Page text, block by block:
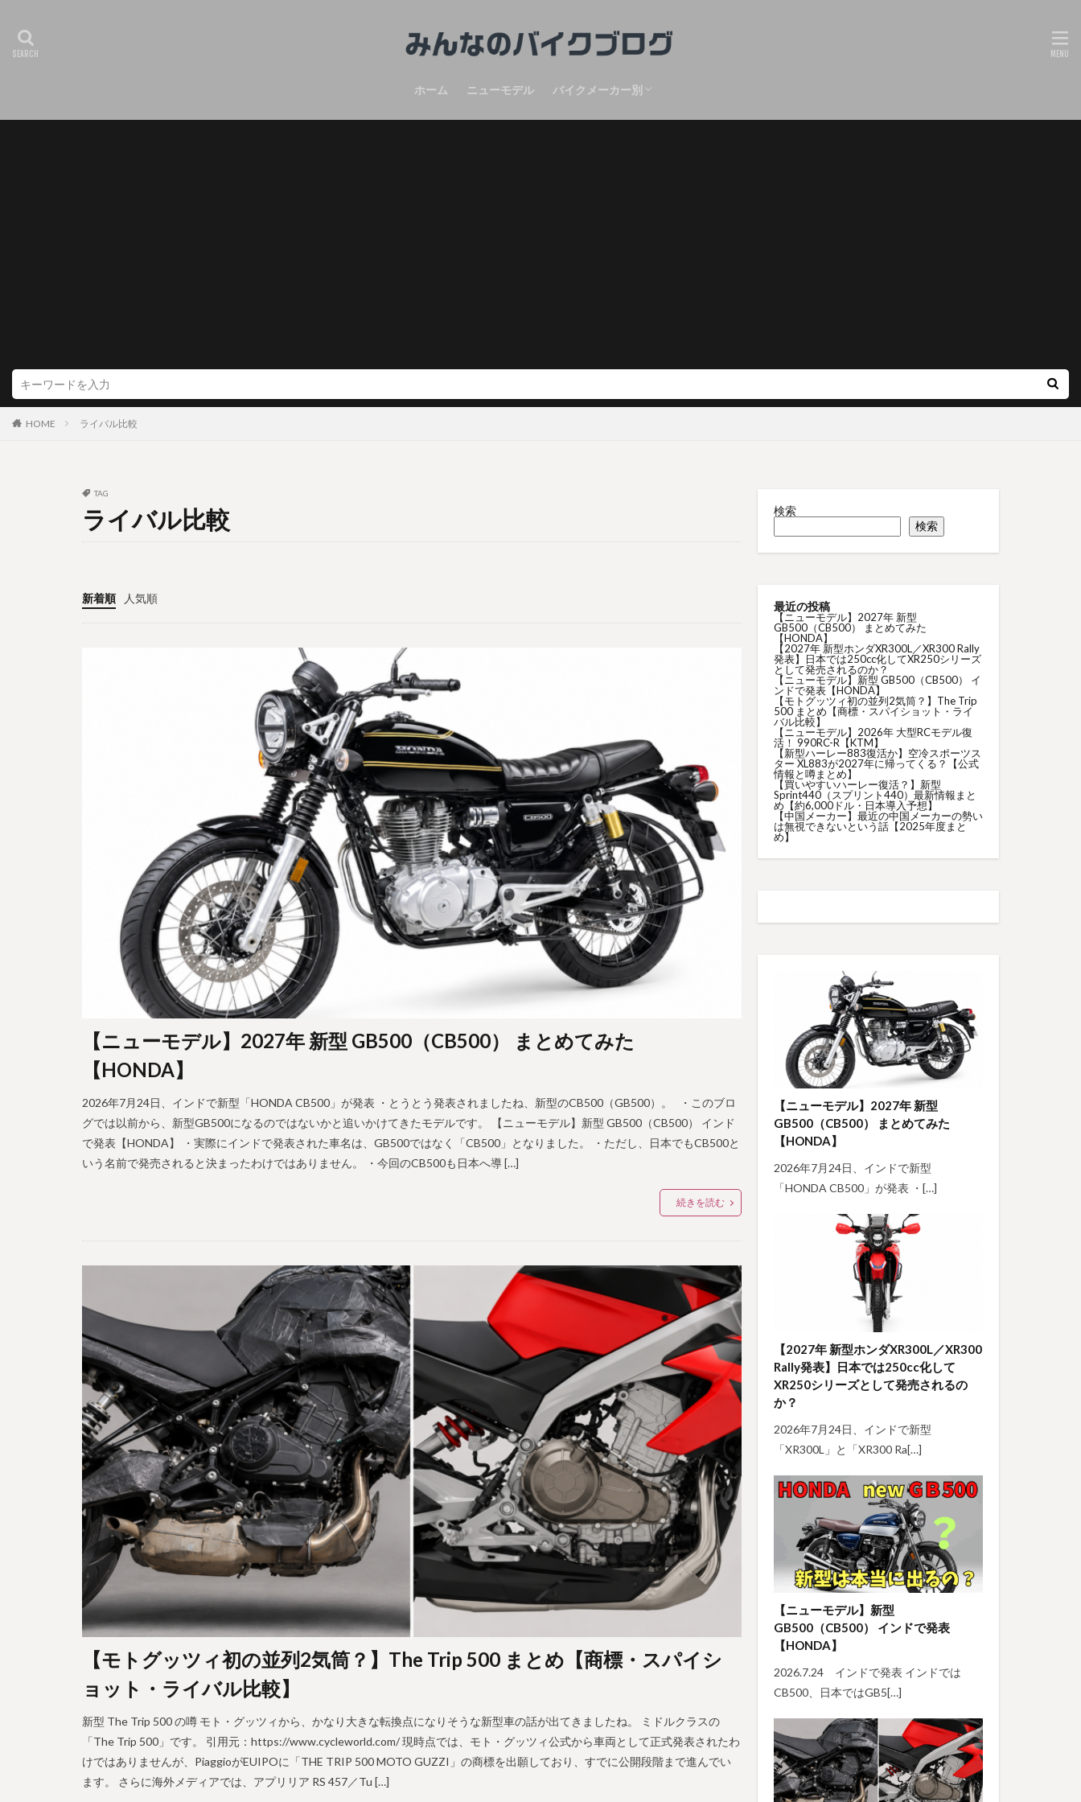
ホーム ニューモデル バイクメーカー別
HONDA
KAWASAKI
SUZUKI
aprilia
Triumph
DUCATI
KTM
MOTO GUZZI
Moto morini
PEUGEOT
MV Agusta
ROYAL ENFIELD
VOGE Motorcycles
Mutt motorcycles
F.B Mondial
CF MOTO
BSA
Benelli
HOME ライバル比較
TAG
ライバル比較
新着順 人気順
【ニューモデル】2027年 新型 GB500（CB500） まとめてみた
【HONDA】
2026年7月24日、インドで新型「HONDA CB500」が発表 ・とうとう発表されましたね、新型のCB500（GB500）。 ・このブロ
グでは以前から、新型GB500になるのではないかと追いかけてきたモデルです。 【ニューモデル】新型 GB500（CB500） インド
で発表【HONDA】 ・実際にインドで発表された車名は、GB500ではなく「CB500」となりました。 ・ただし、日本でもCB500と
いう名前で発売されると決まったわけではありません。 ・今回のCB500も日本へ導 […]
続きを読む
【モトグッツィ初の並列2気筒？】The Trip 500 まとめ【商標・スパイシ
ョット・ライバル比較】
新型 The Trip 500 の噂 モト・グッツィから、かなり大きな転換点になりそうな新型車の話が出てきましたね。 ミドルクラスの
「The Trip 500」です。 引用元：https://www.cycleworld.com/ 現時点では、モト・グッツィ公式から車両として正式発表されたわ
けではありませんが、PiaggioがEUIPOに「THE TRIP 500 MOTO GUZZI」の商標を出願しており、すでに公開段階まで進んでい
ます。 さらに海外メディアでは、アプリリア RS 457／Tu […]
検索
検索
最近の投稿
【ニューモデル】2027年 新型
GB500（CB500） まとめてみた
【HONDA】
【2027年 新型ホンダXR300L／XR300 Rally
発表】日本では250cc化してXR250シリーズ
として発売されるのか？
【ニューモデル】新型 GB500（CB500） イ
ンドで発表【HONDA】
【モトグッツィ初の並列2気筒？】The Trip
500 まとめ【商標・スパイショット・ライ
バル比較】
【ニューモデル】2026年 大型RCモデル復
活！ 990RC-R【KTM】
【新型ハーレー883復活か】空冷スポーツス
ター XL883が2027年に帰ってくる？【公式
情報と噂まとめ】
【買いやすいハーレー復活？】新型
Sprint440（スプリント440）最新情報まと
め【約6,000ドル・日本導入予想】
【中国メーカー】最近の中国メーカーの勢い
は無視できないという話【2025年度まと
め】
【ニューモデル】2027年 新型
GB500（CB500） まとめてみた
【HONDA】
2026年7月24日、インドで新型
「HONDA CB500」が発表 ・[…]
【2027年 新型ホンダXR300L／XR300
Rally発表】日本では250cc化して
XR250シリーズとして発売されるの
か？
2026年7月24日、インドで新型
「XR300L」と「XR300 Ra[…]
【ニューモデル】新型
GB500（CB500） インドで発表
【HONDA】
2026.7.24 インドで発表 インドでは
CB500、日本ではGB5[…]